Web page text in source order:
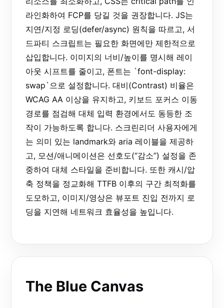
라인화하여 FCP를 당길 것을 권장합니다. JS는
지연/지정 로딩(defer/async) 원칙을 따르고, 서
드파티 스크립트는 필요한 화면에만 제한적으로
삽입합니다. 이미지의 너비/높이를 명시해 레이
아웃 시프트를 줄이고, 폰트는 `font-display:
swap`으로 설정합니다. 대비(Contrast) 비율은
WCAG AA 이상을 유지하고, 키보드 포커스 이동
경로를 점검해 대체 입력 환경에서도 동등한 조
작이 가능하도록 합니다. 스크린리더 사용자에게
는 의미 있는 landmark와 aria 레이블을 제공하
고, 모션/애니메이션은 선호도(“감소”) 설정을 존
중하여 대체 스타일을 준비합니다. 또한 캐시/압
축 정책을 정교화해 TTFB 이후의 구간 최적화를
도모하고, 이미지/영상은 뷰포트 진입 전까지 로
딩을 지연해 네트워크 효율성을 높입니다.
The Blue Canvas